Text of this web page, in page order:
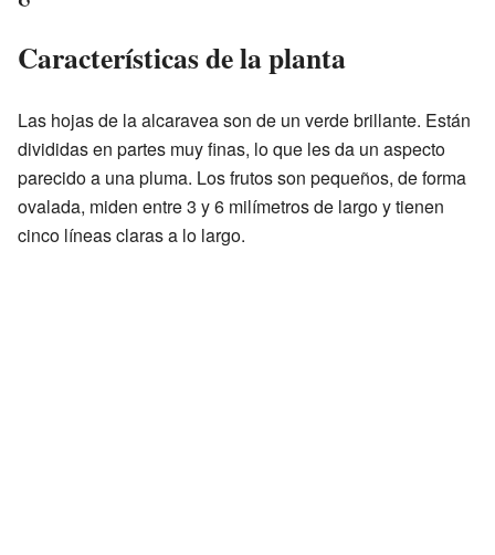
Características de la planta
Las hojas de la alcaravea son de un verde brillante. Están
divididas en partes muy finas, lo que les da un aspecto
parecido a una pluma. Los frutos son pequeños, de forma
ovalada, miden entre 3 y 6 milímetros de largo y tienen
cinco líneas claras a lo largo.